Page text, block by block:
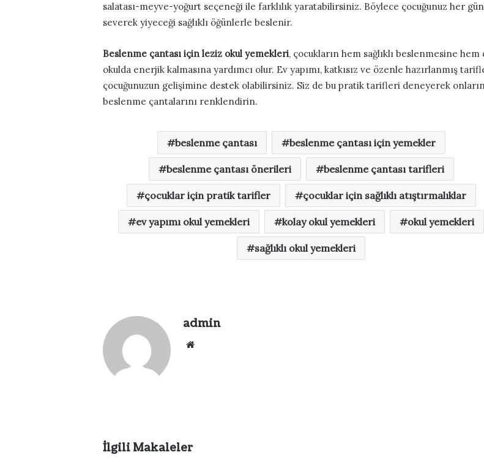
salatası-meyve-yoğurt seçeneği ile farklılık yaratabilirsiniz. Böylece çocuğunuz her gün
severek yiyeceği sağlıklı öğünlerle beslenir.
Beslenme çantası için leziz okul yemekleri, çocukların hem sağlıklı beslenmesine hem
okulda enerjik kalmasına yardımcı olur. Ev yapımı, katkısız ve özenle hazırlanmış
çocuğunuzun gelişimine destek olabilirsiniz. Siz de bu pratik tarifleri deneyerek
beslenme çantalarını renklendirin.
beslenme çantası beslenme çantası için yemekler
beslenme çantası önerileri beslenme çantası tarifleri
çocuklar için pratik tarifler çocuklar için sağlıklı atıştırmalıklar
ev yapımı okul yemekleri kolay okul yemekleri okul yemekleri
sağlıklı okul yemekleri
admin
İlgili Makaleler